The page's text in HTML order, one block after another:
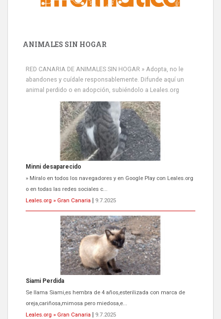
ANIMALES SIN HOGAR
RED CANARIA DE ANIMALES SIN HOGAR » Adopta, no le
abandones y cuídale responsablemente. Difunde aquí un
animal perdido o en adopción, subiéndolo a Leales.org
Minni desaparecido
» Míralo en todos los navegadores y en Google Play con Leales.org
o en todas las redes sociales c...
Leales.org » Gran Canaria
9.7.2025
Siami Perdida
Se llama Siami,es hembra de 4 años,esterilizada con marca de
oreja,cariñosa,mimosa pero miedosa,e...
Leales.org » Gran Canaria
9.7.2025